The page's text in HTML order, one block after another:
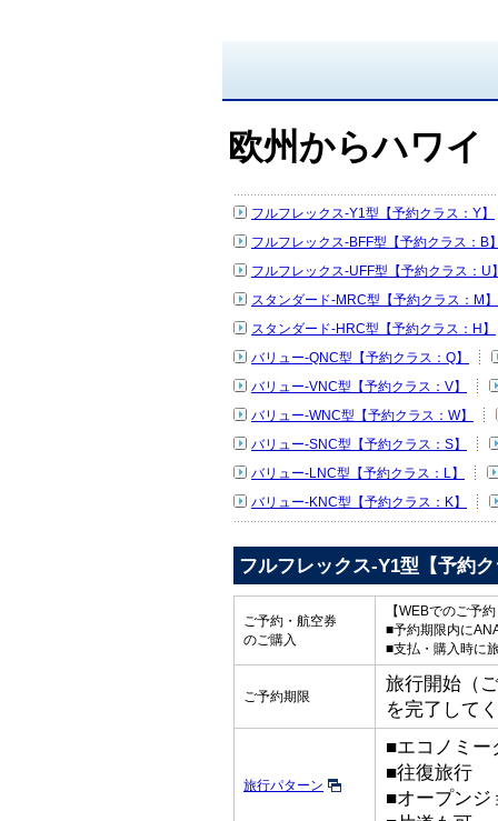
欧州からハワイ
フルフレックス-Y1型【予約クラス：Y】
フルフレックス-BFF型【予約クラス：B
フルフレックス-UFF型【予約クラス：U
スタンダード-MRC型【予約クラス：M】
スタンダード-HRC型【予約クラス：H】
バリュー-QNC型【予約クラス：Q】
バリュー-VNC型【予約クラス：V】
バリュー-WNC型【予約クラス：W】
バリュー-SNC型【予約クラス：S】
バリュー-LNC型【予約クラス：L】
バリュー-KNC型【予約クラス：K】
フルフレックス-Y1型【予約
ご予約・航空券
のご購入
【WEBでのご予
■予約期限内に
■支払・購入時に
ご予約期限
旅行開始（
を完了して
旅行パターン
■エコノミー
■往復旅行
■オープンジ